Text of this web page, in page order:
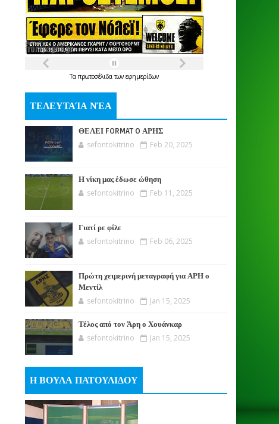
Τα πρωτοσέλιδατων εφημερίδων
ΤΕΛΕΥΤΑΊΑ ΝΈΑ
ΘΕΛΕΙ FORMAT O ΑΡΗΣ
sefontokitrino Feb 20, 2025
Η νίκη μας έδωσε ώθηση
sefontokitrino Feb 11, 2025
Γιατί ρε φίλε
sefontokitrino Feb 06, 2025
Πρώτη χειμερινή μεταγραφή για ΑΡΗ ο
Μεντίλ
sefontokitrino Jan 15, 2025
Τέλος από τον Άρη ο Χουάνκαρ
sefontokitrino Jan 15, 2025
Η ΒΟΥΛΑ ΠΑΤΟΥΛΙΔΟΥ